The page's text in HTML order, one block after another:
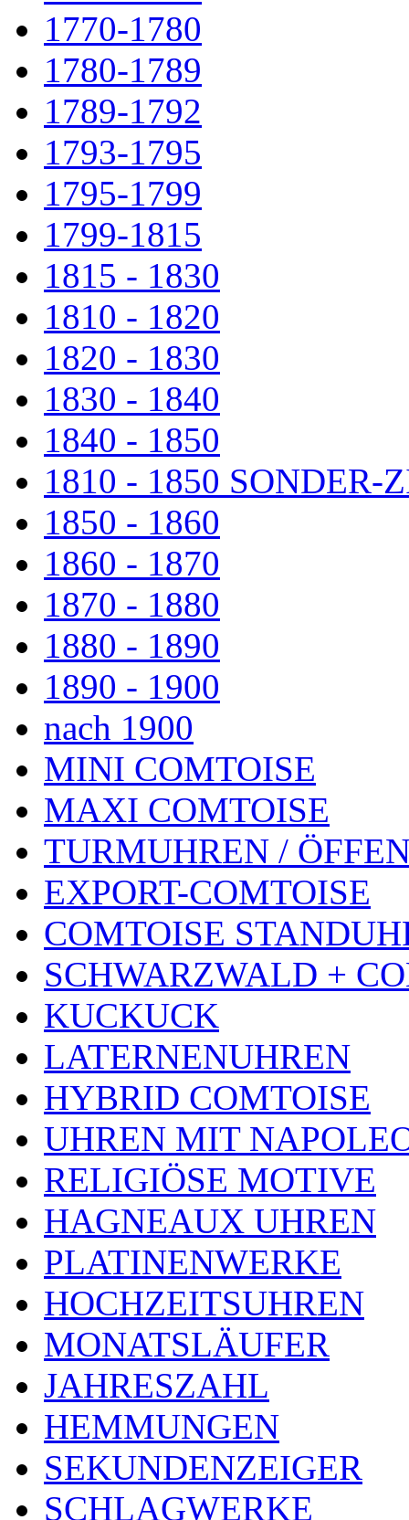
1770-1780
1780-1789
1789-1792
1793-1795
1795-1799
1799-1815
1815 - 1830
1810 - 1820
1820 - 1830
1830 - 1840
1840 - 1850
1810 - 1850 SONDER-
1850 - 1860
1860 - 1870
1870 - 1880
1880 - 1890
1890 - 1900
nach 1900
MINI COMTOISE
MAXI COMTOISE
TURMUHREN /
EXPORT-COMTOISE
COMTOISE
SCHWARZWALD +
KUCKUCK
LATERNENUHREN
HYBRID COMTOISE
UHREN MIT
RELIGIÖSE MOTIVE
HAGNEAUX UHREN
PLATINENWERKE
HOCHZEITSUHREN
MONATSLÄUFER
JAHRESZAHL
HEMMUNGEN
SEKUNDENZEIGER
SCHLAGWERKE